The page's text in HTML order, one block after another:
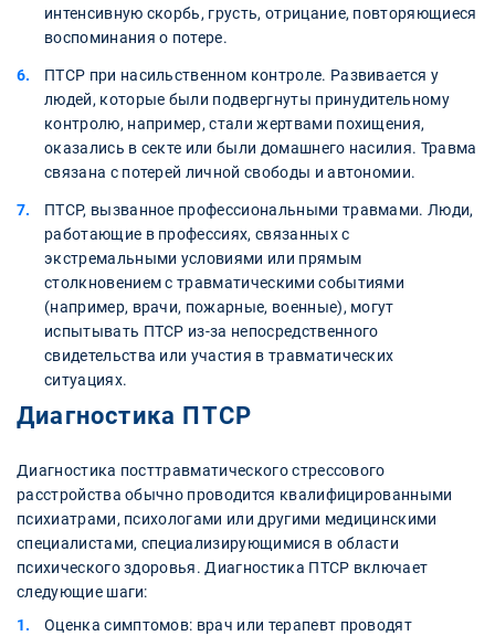
интенсивную скорбь, грусть, отрицание, повторяющиеся
воспоминания о потере.
ПТСР при насильственном контроле. Развивается у
людей, которые были подвергнуты принудительному
контролю, например, стали жертвами похищения,
оказались в секте или были домашнего насилия. Травма
связана с потерей личной свободы и автономии.
ПТСР, вызванное профессиональными травмами. Люди,
работающие в профессиях, связанных с
экстремальными условиями или прямым
столкновением с травматическими событиями
(например, врачи, пожарные, военные), могут
испытывать ПТСР из-за непосредственного
свидетельства или участия в травматических
ситуациях.
Диагностика ПТСР
Диагностика посттравматического стрессового
расстройства обычно проводится квалифицированными
психиатрами, психологами или другими медицинскими
специалистами, специализирующимися в области
психического здоровья. Диагностика ПТСР включает
следующие шаги:
Оценка симптомов: врач или терапевт проводят